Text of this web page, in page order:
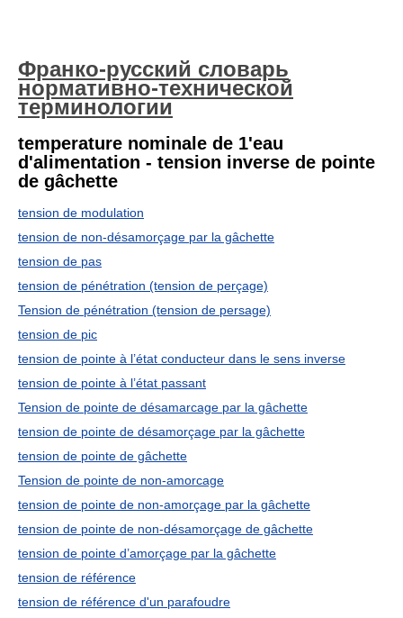
Франко-русский словарь
нормативно-технической
терминологии
temperature nominale de 1'eau
d'alimentation - tension inverse de pointe
de gâchette
tension de modulation
tension de non-désamorçage par la gâchette
tension de pas
tension de pénétration (tension de perçage)
Tension de pénétration (tension de persage)
tension de pic
tension de pointe à l’état conducteur dans le sens inverse
tension de pointe à l’état passant
Tension de pointe de désamarcage par la gâchette
tension de pointe de désamorçage par la gâchette
tension de pointe de gâchette
Tension de pointe de non-amorcage
tension de pointe de non-amorçage par la gâchette
tension de pointe de non-désamorçage de gâchette
tension de pointe d’amorçage par la gâchette
tension de référence
tension de référence d'un parafoudre